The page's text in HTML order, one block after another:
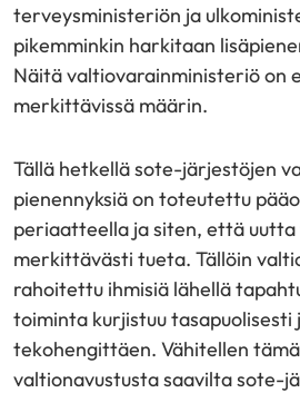
terveysministeriön ja
pikemminkin harkitaan
Näitä valtiovarainministeriö on
merkittävissä määrin.
Tällä hetkellä sote-järjestöjen
pienennyksiä on toteutettu
periaatteella ja siten, että
merkittävästi tueta. Tällöin
rahoitettu ihmisiä lähellä
toiminta kurjistuu
tekohengittäen. Vähitellen
valtionavustusta saavilta sote-